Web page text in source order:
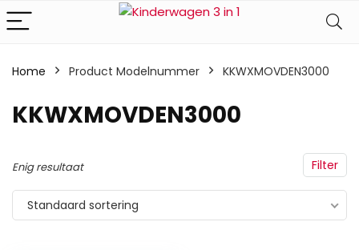
Home Product Modelnummer ‎KKWXMOVDEN3000
‎KKWXMOVDEN3000
Filter
Enig resultaat
Standaard sortering